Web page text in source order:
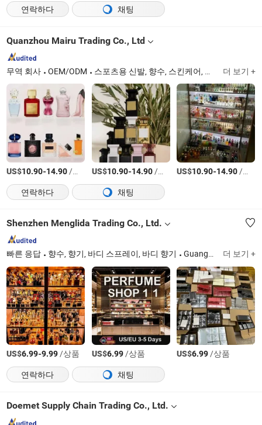
연락하다
채팅
Quanzhou Mairu Trading Co., Ltd
무역 회사 OEM/ODM 스포츠용 신발, 향수, 스킨케어, 스니커 더 보기 +
US$10.90-14.90/상품 US$10.90-14.90/상품 US$10.90-14.90/상품
연락하다
채팅
Shenzhen Menglida Trading Co., Ltd.
빠른 응답 향수, 향기, 바디 스프레이, 바디 향기 Guangdong 더 보기 +
US$6.99-9.99/상품 US$6.99/상품 US$6.99/상품
연락하다
채팅
Doemet Supply Chain Trading Co., Ltd.